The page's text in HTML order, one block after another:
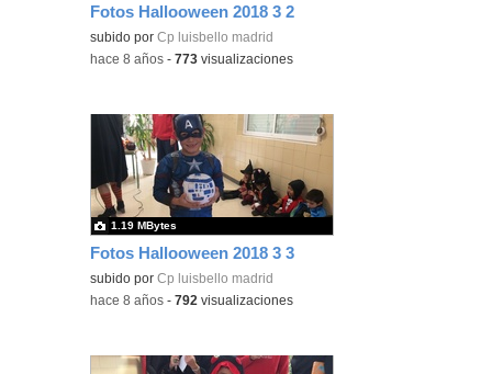
Fotos Hallooween 2018 3 2
subido porCp luisbello madrid
-hace 8 años -773 visualizaciones
Fotos Hallooween 2018 3 3
subido porCp luisbello madrid
1.19 MBytes
-hace 8 años -792 visualizaciones